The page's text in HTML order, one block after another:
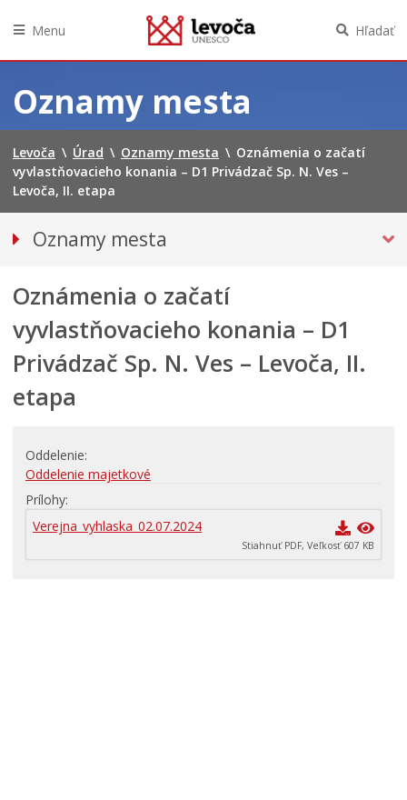
obsah
Menu Hľadať
Oznamy mesta
Levoča \ Úrad \ Oznamy mesta \ Oznámenia o začatí
vyvlastňovacieho konania – D1 Privádzač Sp. N. Ves –
Levoča, II. etapa
Oznamy mesta
Bezpečnosť
Doprava, údržba komunikácií
Financie
Kultúra, šport a propagácia
PRIMÁTOR INFORMUJE
Školstvo
STAVBY, PRENÁJMY A POZEMKY
Zamestnanie v samospráve
Oznámenia o začatí
vyvlastňovacieho konania – D1
Privádzač Sp. N. Ves – Levoča, II.
etapa
Oddelenie
Oddelenie majetkové
Prílohy
Verejna_vyhlaska_02.07.2024
Stiahnuť PDF, Veľkosť 607 KB